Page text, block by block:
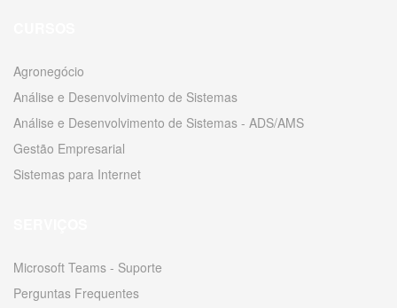
Agronegócio
Análise e Desenvolvimento de Sistemas
Análise e Desenvolvimento de Sistemas - ADS/AMS
Gestão Empresarial
Sistemas para Internet
Microsoft Teams - Suporte
Perguntas Frequentes